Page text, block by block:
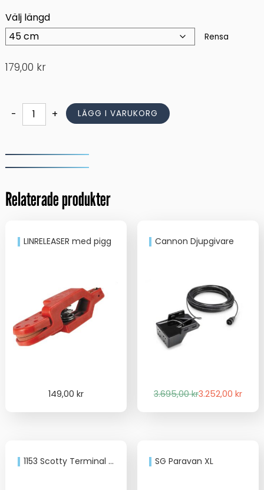
Välj längd
Rensa
179,00 kr
-
Scotty
Powergrip
75
cm
wirehake
mängd
+ LÄGG I VARUKORG
Relaterade produkter
LINRELEASER med pigg
149,00kr
Cannon Djupgivare
3.695,00krDet
3.252,00 kr
Det
1153 Scotty Terminal Kit
SG Paravan XL